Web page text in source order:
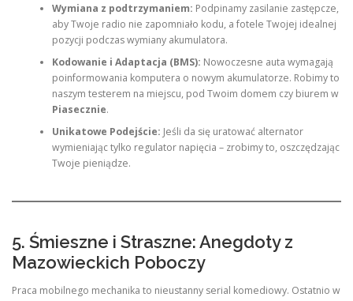
Wymiana z podtrzymaniem: Podpinamy zasilanie zastępcze,
aby Twoje radio nie zapomniało kodu, a fotele Twojej idealnej
pozycji podczas wymiany akumulatora.
Kodowanie i Adaptacja (BMS): Nowoczesne auta wymagają
poinformowania komputera o nowym akumulatorze. Robimy to
naszym testerem na miejscu, pod Twoim domem czy biurem w
Piasecznie.
Unikatowe Podejście: Jeśli da się uratować alternator
wymieniając tylko regulator napięcia – zrobimy to, oszczędzając
Twoje pieniądze.
5. Śmieszne i Straszne: Anegdoty z
Mazowieckich Poboczy
Praca mobilnego mechanika to nieustanny serial komediowy. Ostatnio w